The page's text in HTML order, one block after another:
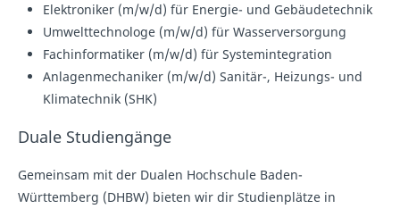
Elektroniker (m/w/d) für Energie- und Gebäudetechnik
Umwelttechnologe (m/w/d) für Wasserversorgung
Fachinformatiker (m/w/d) für Systemintegration
Anlagenmechaniker (m/w/d) Sanitär-, Heizungs- und
Klimatechnik (SHK)
Duale Studiengänge
Gemeinsam mit der Dualen Hochschule Baden-
Württemberg (DHBW) bieten wir dir Studienplätze in